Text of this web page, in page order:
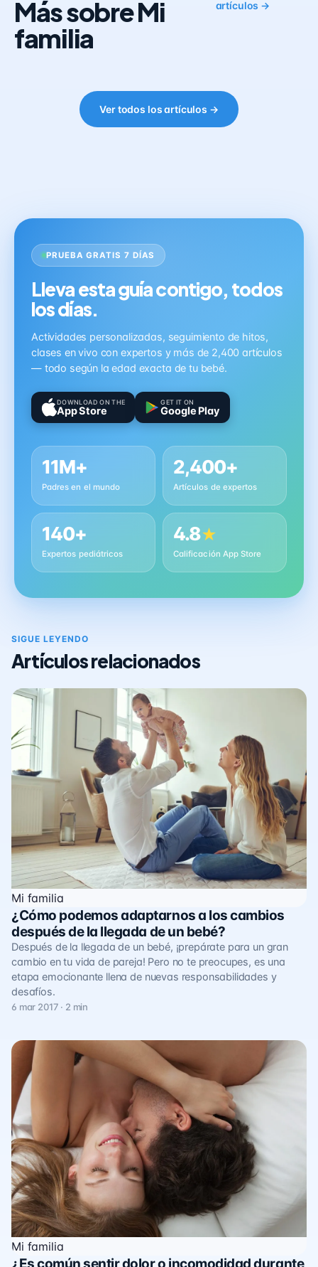
Más sobre Mi
familia
artículos →
Ver todos los artículos →
PRUEBA GRATIS 7 DÍAS
Lleva esta guía contigo, todos
los días.
Actividades personalizadas, seguimiento de hitos,
clases en vivo con expertos y más de 2,400 artículos
— todo según la edad exacta de tu bebé.
DOWNLOAD ON THE
App Store
GET IT ON
Google Play
11M+
Padres en el mundo
2,400+
Artículos de expertos
140+
Expertos pediátricos
4.8★
Calificación App Store
SIGUE LEYENDO
Artículos relacionados
Mi familia
¿Cómo podemos adaptarnos a los cambios
después de la llegada de un bebé?
Después de la llegada de un bebé, ¡prepárate para un gran
cambio en tu vida de pareja! Pero no te preocupes, es una
etapa emocionante llena de nuevas responsabilidades y
desafíos.
6 mar 2017 · 2 min
Mi familia